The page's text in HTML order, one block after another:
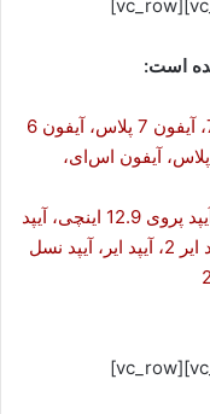
[/vc_column_text][/vc_column][/vc_row][vc_row]
آیفون 10، آیفون 8، آیفون 8 پلاس، آیفون 7، آیفون 7 پلاس، آیفون 6
اس، آیفون 6 اس پلاس، آیفون 6، آیفون 6 پلاس، آیفون اس‌ای،
نسل دوم آیپد پروی 12.9 اینچی، نسل اول آیپد پروی 12.9 اینچی، آیپد
پروی 10.5 اینچی، آیپد پروی 9.7 اینچی، آیپد ایر 2، آیپد ایر، آیپد نسل
[/vc_column_text][/vc_column][/vc_row][vc_row]